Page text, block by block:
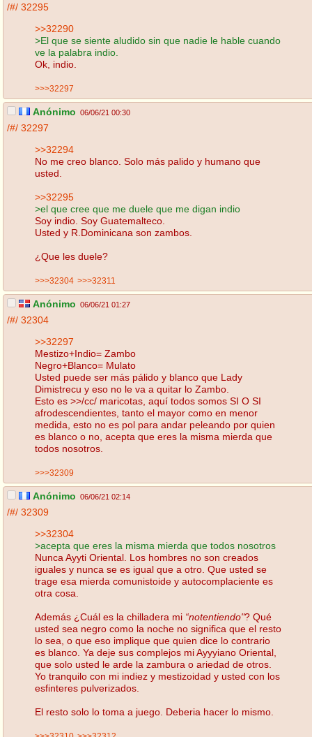
/#/ 32295
>>32290
>El que se siente aludido sin que nadie le hable cuando
ve la palabra indio.
Ok, indio.
>>>32297
Anónimo 06/06/21 00:30
/#/ 32297
>>32294
No me creo blanco. Solo más palido y humano que
usted.
>>32295
>el que cree que me duele que me digan indio
Soy indio. Soy Guatemalteco.
Usted y R.Dominicana son zambos.
¿Que les duele?
>>>32304 >>>32311
Anónimo 06/06/21 01:27
/#/ 32304
>>32297
Mestizo+Indio= Zambo
Negro+Blanco= Mulato
Usted puede ser más pálido y blanco que Lady
Dimistrecu y eso no le va a quitar lo Zambo.
Esto es >>/cc/ maricotas, aquí todos somos SI O SI
afrodescendientes, tanto el mayor como en menor
medida, esto no es pol para andar peleando por quien
es blanco o no, acepta que eres la misma mierda que
todos nosotros.
>>>32309
Anónimo 06/06/21 02:14
/#/ 32309
>>32304
>acepta que eres la misma mierda que todos nosotros
Nunca Ayyti Oriental. Los hombres no son creados
iguales y nunca se es igual que a otro. Que usted se
trage esa mierda comunistoide y autocomplaciente es
otra cosa.
Además ¿Cuál es la chilladera mi “notentiendo"? Qué
usted sea negro como la noche no significa que el resto
lo sea, o que eso implique que quien dice lo contrario
es blanco. Ya deje sus complejos mi Ayyyiano Oriental,
que solo usted le arde la zambura o ariedad de otros.
Yo tranquilo con mi indiez y mestizoidad y usted con los
esfinteres pulverizados.
El resto solo lo toma a juego. Deberia hacer lo mismo.